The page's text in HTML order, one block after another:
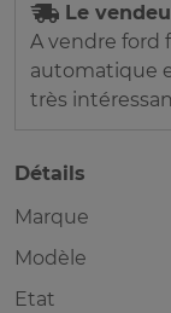
Le
A vendre ford
automatique
très
Détails
Marque
Modèle
Etat